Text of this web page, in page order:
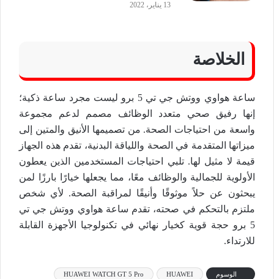
13 يناير، 2022
الخلاصة
ساعة هواوي ووتش جي تي 5 برو ليست مجرد ساعة ذكية؛
إنها رفيق صحي متعدد الوظائف مصمم لدعم مجموعة
واسعة من احتياجات الصحة. من تصميمها الأنيق والمتين إلى
ميزاتها المتقدمة في الصحة واللياقة البدنية، تقدم هذه الجهاز
قيمة لا مثيل لها. تلبي احتياجات المستخدمين الذين يعطون
الأولوية للجمالية والوظائف معًا، مما يجعلها خيارًا بارزًا لمن
يبحثون عن حلاً موثوقًا وأنيقًا لمراقبة الصحة. لأي شخص
ملتزم بالتحكم في صحته، تقدم ساعة هواوي ووتش جي تي
5 برو حجة قوية كخيار نهائي في تكنولوجيا الأجهزة القابلة
للارتداء.
الوسوم HUAWEI
HUAWEI WATCH GT 5 Pro